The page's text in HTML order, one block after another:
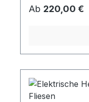
Regulärer Preis:
Ab 220,00 €